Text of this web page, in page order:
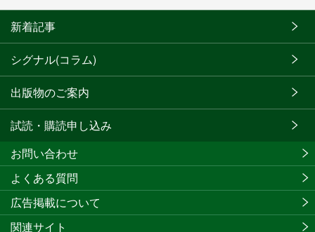
新着記事
シグナル(コラム)
出版物のご案内
試読・購読申し込み
お問い合わせ
よくある質問
広告掲載について
関連サイト